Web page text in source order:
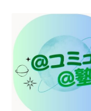
ゲ
シ
ョ
ン
テ
ツ
へ
ス